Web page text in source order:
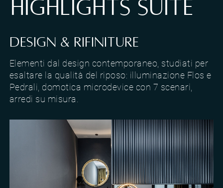
HIGHLIGHTS SUITE
DESIGN & RIFINITURE
Elementi dal design contemporaneo, studiati per
esaltare la qualità del riposo: illuminazione Flos e
Pedrali, domotica microdevice con 7 scenari,
arredi su misura.